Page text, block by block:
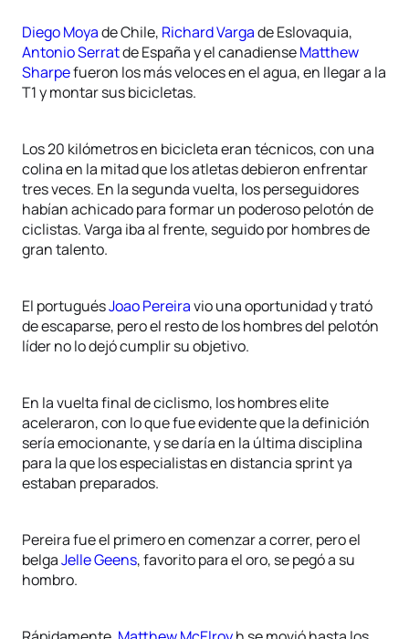
Diego Moyade Chile, Richard Vargade Eslovaquia,
Antonio Serratde España y el canadienseMatthew
Sharpefueron los más veloces en el agua, en llegar a la
T1 y montar sus bicicletas.
Los 20 kilómetros en bicicleta eran técnicos, con una
colina en la mitad que los atletas debieron enfrentar
tres veces. En la segunda vuelta, los perseguidores
habían achicado para formar un poderoso pelotón de
ciclistas. Varga iba al frente, seguido por hombres de
gran talento.
El portuguésJoao Pereiravio una oportunidad y trató
de escaparse, pero el resto de los hombres del pelotón
líder no lo dejó cumplir su objetivo.
En la vuelta final de ciclismo, los hombres elite
aceleraron, con lo que fue evidente que la definición
sería emocionante, y se daría en la última disciplina
para la que los especialistas en distancia sprint ya
estaban preparados.
Pereira fue el primero en comenzar a correr, pero el
belgaJelle Geens, favorito para el oro, se pegó a su
hombro.